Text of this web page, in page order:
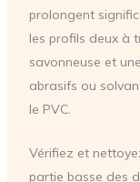
prolongent
les profils deux à
savonneuse et
abrasifs ou
le PVC.
Vérifiez et
partie basse des